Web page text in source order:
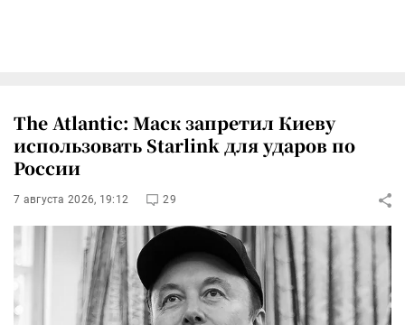
The Atlantic: Маск запретил Киеву
использовать Starlink для ударов по
России
7 августа 2026, 19:12 29